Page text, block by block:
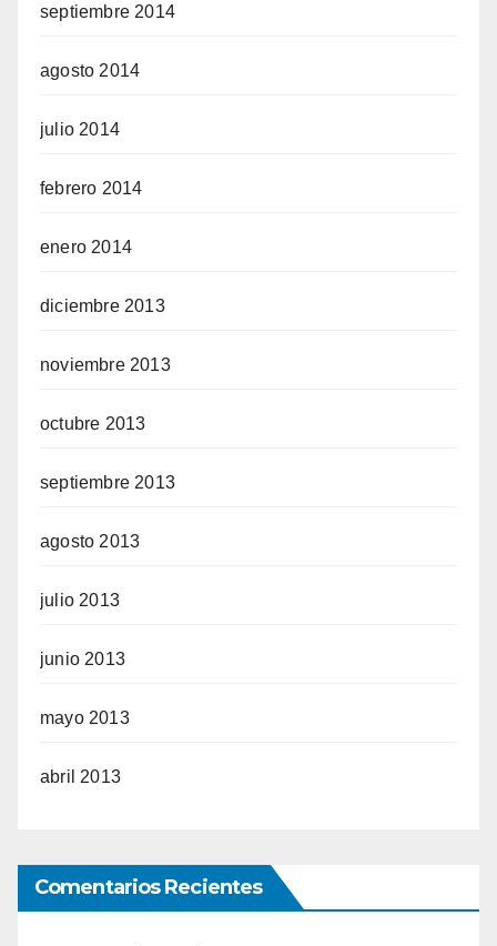
septiembre 2014
agosto 2014
julio 2014
febrero 2014
enero 2014
diciembre 2013
noviembre 2013
octubre 2013
septiembre 2013
agosto 2013
julio 2013
junio 2013
mayo 2013
abril 2013
Comentarios Recientes